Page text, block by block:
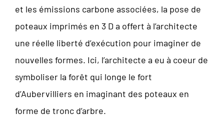
et les émissions carbone associées, la pose de
poteaux imprimés en 3 D a offert à l’architecte
une réelle liberté d’exécution pour imaginer de
nouvelles formes. Ici, l’architecte a eu à coeur de
symboliser la forêt qui longe le fort
d’Aubervilliers en imaginant des poteaux en
forme de tronc d’arbre.